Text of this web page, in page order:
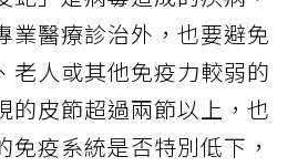
業醫療診治外，也要避免
老人或其他免疫力較弱的
的皮節超過兩節以上，也
免疫系統是否特別低下，